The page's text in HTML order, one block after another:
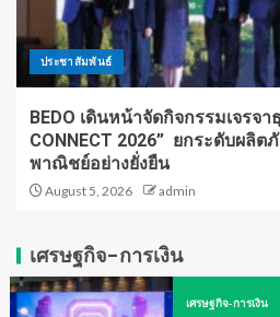
ประชาสัมพันธ์
BEDO เดินหน้าจัดกิจกรรมเจรจา
CONNECT 2026” ยกระดับผลิ
พาณิชย์อย่างยั่งยืน
August 5, 2026 admin
เศรษฐกิจ-การเงิน
เศรษฐกิจ-การเงิน